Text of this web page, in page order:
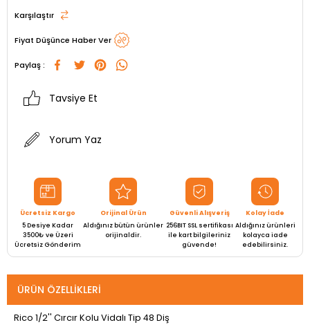
Karşılaştır
Fiyat Düşünce Haber Ver
Paylaş :
Tavsiye Et
Yorum Yaz
Ücretsiz Kargo
5 Desiye Kadar
3500₺ ve Üzeri
Ücretsiz Gönderim
Orijinal Ürün
Aldığınız bütün ürünler
orijinaldir.
Güvenli Alışveriş
256BIT SSL sertifikası
ile kart bilgileriniz
güvende!
Kolay İade
Aldığınız ürünleri
kolayca iade
edebilirsiniz.
ÜRÜN ÖZELLIKLERI
Rico 1/2'' Cırcır Kolu Vidalı Tip 48 Diş